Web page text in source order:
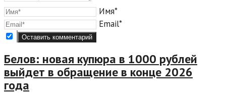
Имя*
Email*
Белов: новая купюра в 1000 рублей
выйдет в обращение в конце 2026
года